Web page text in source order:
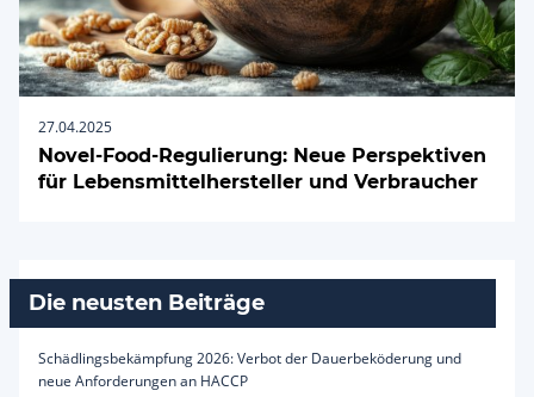
27.04.2025
Novel-Food-Regulierung: Neue Perspektiven
für Lebensmittelhersteller und Verbraucher
Die neusten Beiträge
Schädlingsbekämpfung 2026: Verbot der Dauerbeköderung und
neue Anforderungen an HACCP